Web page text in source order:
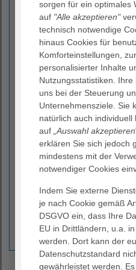
kommt neben oder statt
Immuntherapie zum
Ganzheitlicher
Zudem bestehen
Palliativversorgung.
verfolgen einen
sich im Zusammenwirken
Psychologen auch den
Bedürfnissen der
Vernetzung
Gemeinsam mit weiteren
onkologischen Abteilungen
kontinuierlich an der
Behandlungsmöglichkeiten
wir in der Diagnostik und
neusten Stand der
sorgen für ein optimales
auf "Alle akzeptieren"
technisch notwendige
hinaus Cookies für
Komforteinstellungen,
personalisierter Inhalte
Nutzungsstatistiken.
uns bei der Steuerung
Unternehmensziele. Sie
natürlich auch
auf „Auswahl akzeptieren
erklären Sie sich jedoch
mindestens mit der
notwendiger Cookies
Indem Sie externe
je nach Cookie gemäß
DSGVO ein, dass Ihre
EU in Drittländern, u.a.
werden. Dort kann der
Datenschutzstandard
gewährleistet werden.